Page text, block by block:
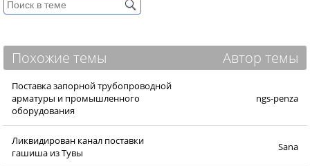
Похожие темы Автор темы
Поставка запорной трубопроводной
арматуры и промышленного
оборудования
ngs-penza
Ликвидирован канал поставки
гашиша из Тувы
Sana